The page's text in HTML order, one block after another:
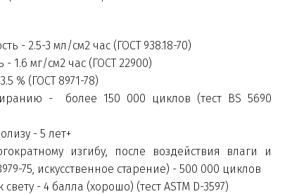
- 2.5-3 мл/см2 час (ГОСТ 938.18-70)
1.6 мг/см2 час (ГОСТ 22900)
% (ГОСТ 8971-78)
- более 150 000 циклов (тест BS 5690
- 5 лет+
изгибу, после воздействия влаги и
75, искусственное старение) - 500 000 циклов
свету - 4 балла (хорошо) (тест ASTM D-3597)